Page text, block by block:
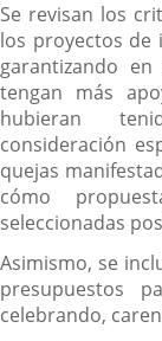
Se revisan los
los proyectos de
garantizando
tengan más
hubieran
consideración
quejas
cómo
seleccionadas
Asimismo, se
presupuestos
celebrando,